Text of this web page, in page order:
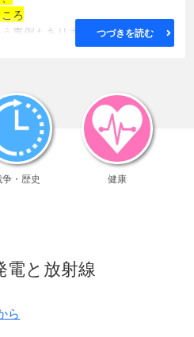
ろ
事例もあります。
います。
よい食事が大切です。
を摂りすぎていませんか？
よいでしょう。
ンのことを言い、
も用いられます。
サキウコン(ｶﾞｼﾞｭﾂ)
つづきを読む
・歴史 健康
電と放射線
ら